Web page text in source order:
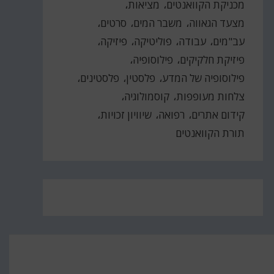
מכניקת הקוואנטים
מציאות
מצעד הגאווה
משבר המים
סרטים
עב"מים עבודה פוליטיקה
פיזיקה
פיזיקת חלקיקים
פילוסופיה
פילוסופיה של המדע פלסטין פלסטינים
צלחות מעופפות קוסמולוגיה
קידום אתרים
רפואה שיוויון זכויות
תורת הקוואנטים